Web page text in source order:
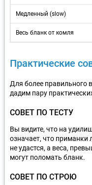
Медленный (slow)
Весь бланк от комля
Практические
Для более правильного
дадим пару
СОВЕТ ПО ТЕСТУ
Вы видите, что на
означает, что приманки
не удастся, а веса,
могут поломать бланк.
СОВЕТ ПО СТРОЮ